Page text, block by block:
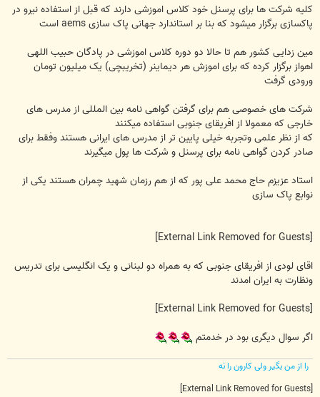
کلیه شرکت ها برای پرسنل خود کلاس اموزشی دارند که قبل از استفاده نیرو در
پاکسازی برگزار میشود که بنا بر استاندارد جهانی پاک سازی aems است
مین زدایی کشور هم تا حالا دو دوره کلاس اموزشی در پادگان حبیب اللهی
اهواز برگزار کرده که برای اموزش هر دیماینر (تخریبچی) یک میلیون تومان
ورودی گرفت
شرکت های خصوصی هم برای گرفتن گواهی نامه بین المللی از مدرس های
خارجی که معمولا از افریقای جنوبی استفاده میکنند
که از نظر علمی وتجربه خیلی پایین تر از مدرس های ایرانی هستند وفقط برای
صادر کردن گواهی نامه برای پرسنل و شرکت ها پول میگیرند
استاد عزیزم حاج محمد علی پور که از هم رزمان شهید چمران هستند یکی از
نوابع پاک سازی
[External Link Removed for Guests]
اقای لودی از افریقای جنوبی که به همراه دو لبنانی و یک انگلیسی برای تدریس
ونظارت به ایران امدند
[External Link Removed for Guests]
اگر سوال دیگری بود در خدمتم
را از من بگیر ولی کارون را نه
[External Link Removed for Guests]